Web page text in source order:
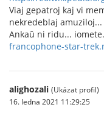
Viaj gepatroj kaj vi
nekredeblaj amuziloj...
Ankaŭ ni ridu...
francophone-star-
alighozali (Ukázat profil)
16. ledna 2021 11:29:25